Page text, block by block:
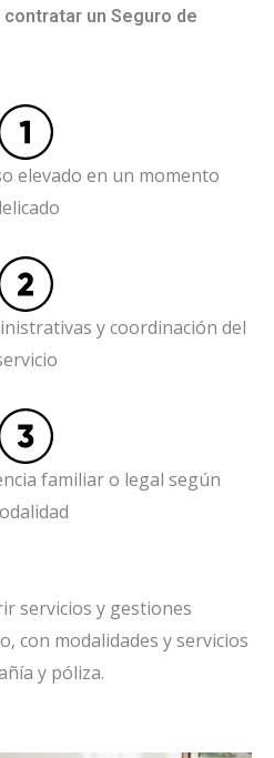
un Seguro de
elevado en un momento
y coordinación del
familiar o legal según
servicios y gestiones
con modalidades y servicios
y póliza.